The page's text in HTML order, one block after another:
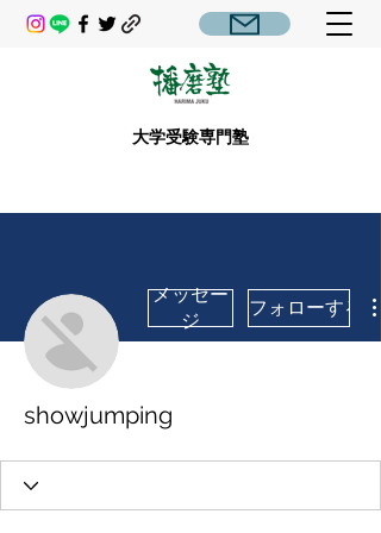
大学受験専門塾
メッセー
ジ
フォローする
showjumping